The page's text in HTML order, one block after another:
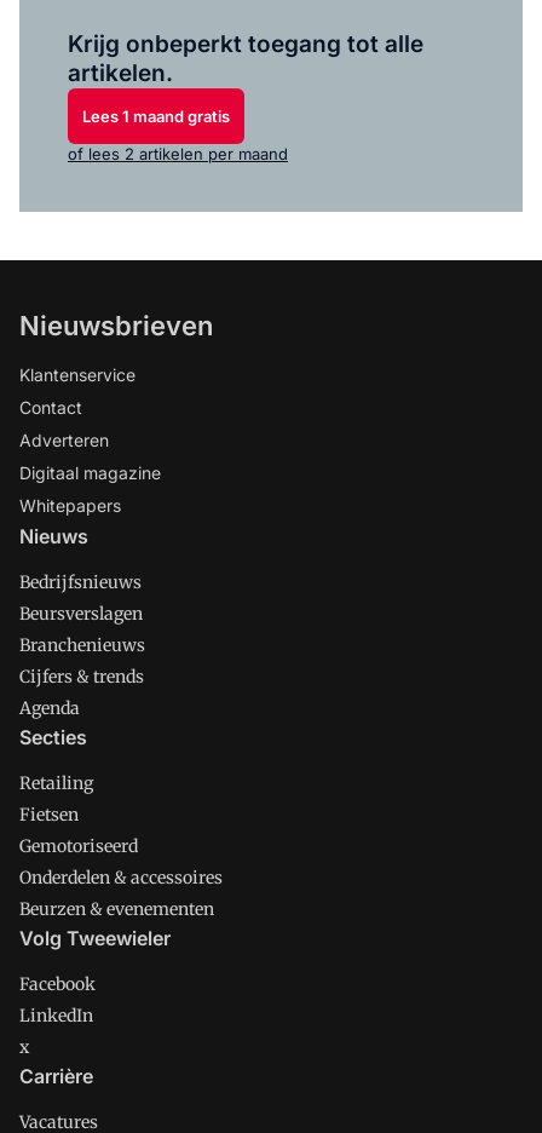
Krijg onbeperkt toegang tot alle
artikelen.
Lees 1 maand gratis
of lees 2 artikelen per maand
Nieuwsbrieven
Klantenservice
Contact
Adverteren
Digitaal magazine
Whitepapers
Nieuws
Bedrijfsnieuws
Beursverslagen
Branchenieuws
Cijfers & trends
Agenda
Secties
Retailing
Fietsen
Gemotoriseerd
Onderdelen & accessoires
Beurzen & evenementen
Volg Tweewieler
Facebook
LinkedIn
x
Carrière
Vacatures